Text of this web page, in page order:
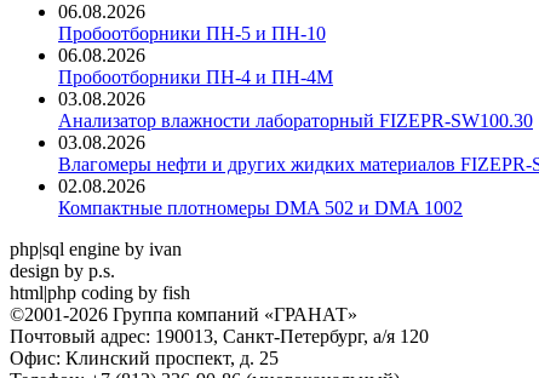
06.08.2026
Пробоотборники ПН-5 и ПН-10
06.08.2026
Пробоотборники ПН-4 и ПН-4М
03.08.2026
Анализатор влажности лабораторный FIZEPR-SW100.30
03.08.2026
Влагомеры нефти и других жидких материалов FIZEPR-
02.08.2026
Компактные плотномеры DMA 502 и DMA 1002
php|sql engine by ivan
design by p.s.
html|php coding by fish
©2001-2026 Группа компаний «ГРАНАТ»
Почтовый адрес: 190013, Санкт-Петербург, а/я 120
Офис: Клинский проспект, д. 25